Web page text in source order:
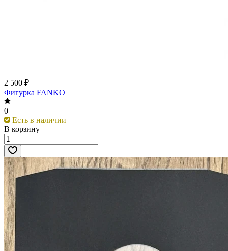
2 500 ₽
Фигурка FANKO
0
Есть в наличии
В корзину